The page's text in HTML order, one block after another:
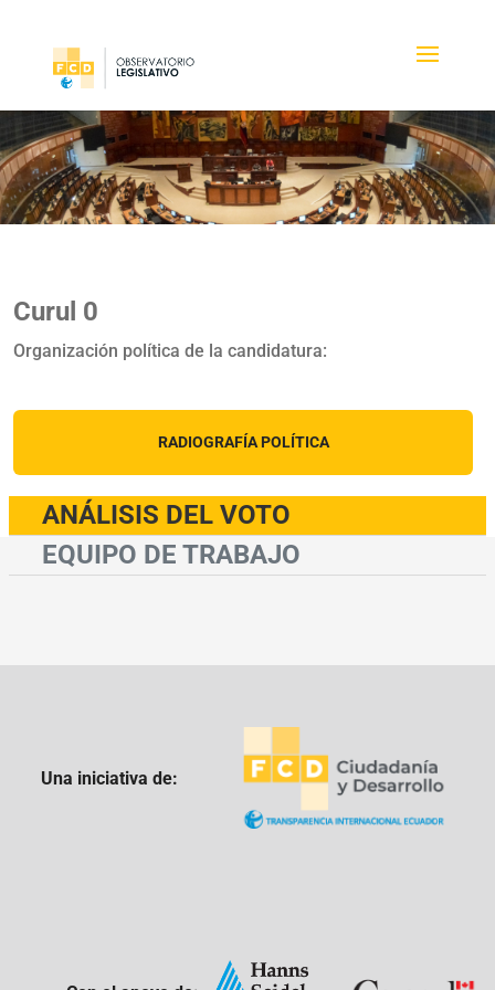
Curul 0
Organización política de la candidatura:
RADIOGRAFÍA POLÍTICA
ANÁLISIS DEL VOTO
EQUIPO DE TRABAJO
Una iniciativa de: